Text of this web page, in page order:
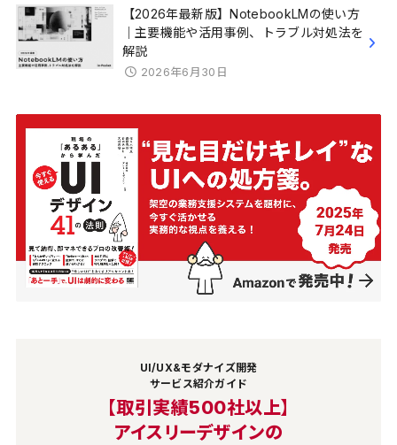
【2026年最新版】NotebookLMの使い方
｜主要機能や活用事例、トラブル対処法を
解説
2026年6月30日
UI/UX&モダナイズ開発
サービス紹介ガイド
【取引実績500社以上】
アイスリーデザインの